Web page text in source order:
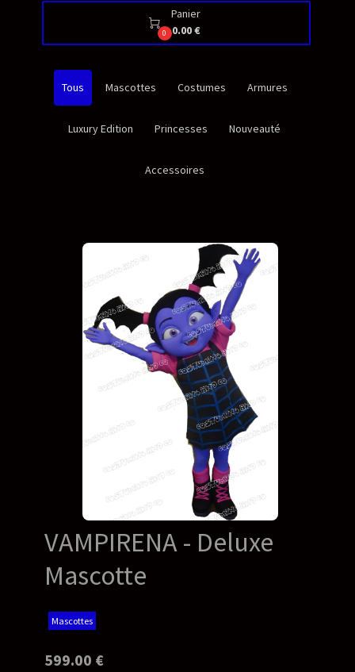

0
Panier
0.00 €
Tous Mascottes Costumes Armures
Luxury Edition Princesses Nouveauté
Accessoires
VAMPIRENA - Deluxe
Mascotte
Mascottes
599.00 €